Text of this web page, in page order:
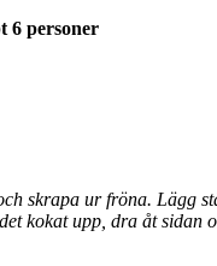
6 personer
skrapa ur fröna. Lägg
kokat upp, dra åt